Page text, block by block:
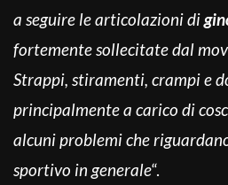
a seguire le articolazioni di
fortemente sollecitate dal
Strappi, stiramenti, crampi e
principalmente a carico di
alcuni problemi che
sportivo in generale“.